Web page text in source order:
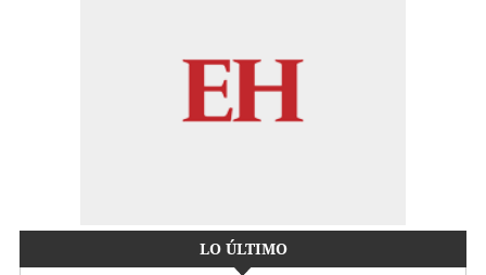
LO ÚLTIMO